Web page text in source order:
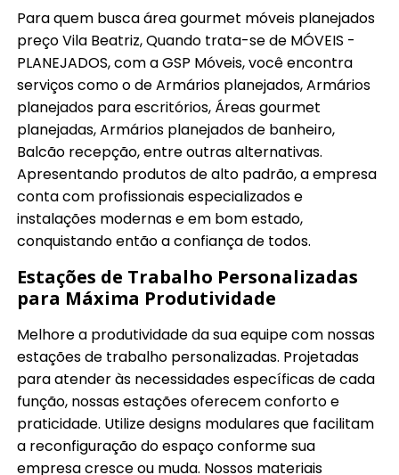
Para quem busca área gourmet móveis planejados
preço Vila Beatriz, Quando trata-se de MÓVEIS -
PLANEJADOS, com a GSP Móveis, você encontra
serviços como o de Armários planejados, Armários
planejados para escritórios, Áreas gourmet
planejadas, Armários planejados de banheiro,
Balcão recepção, entre outras alternativas.
Apresentando produtos de alto padrão, a empresa
conta com profissionais especializados e
instalações modernas e em bom estado,
conquistando então a confiança de todos.
Estações de Trabalho Personalizadas
para Máxima Produtividade
Melhore a produtividade da sua equipe com nossas
estações de trabalho personalizadas. Projetadas
para atender às necessidades específicas de cada
função, nossas estações oferecem conforto e
praticidade. Utilize designs modulares que facilitam
a reconfiguração do espaço conforme sua
empresa cresce ou muda. Nossos materiais